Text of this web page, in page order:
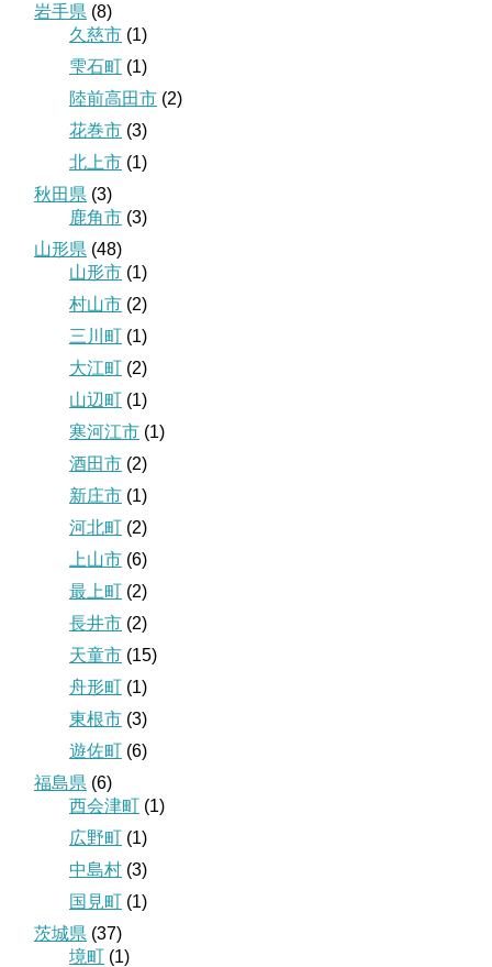
岩手県 (8)
久慈市 (1)
雫石町 (1)
陸前高田市 (2)
花巻市 (3)
北上市 (1)
秋田県 (3)
鹿角市 (3)
山形県 (48)
山形市 (1)
村山市 (2)
三川町 (1)
大江町 (2)
山辺町 (1)
寒河江市 (1)
酒田市 (2)
新庄市 (1)
河北町 (2)
上山市 (6)
最上町 (2)
長井市 (2)
天童市 (15)
舟形町 (1)
東根市 (3)
遊佐町 (6)
福島県 (6)
西会津町 (1)
広野町 (1)
中島村 (3)
国見町 (1)
茨城県 (37)
境町 (1)